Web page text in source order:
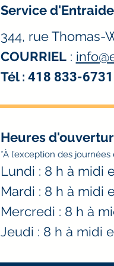
Service
344, rue Thomas-
COURRIEL:
Tél : 418 833-6731
Heures
*À l’exception des
Lundi : 8 h à midi
Mardi : 8 h à midi
Mercredi : 8 h à
Jeudi : 8 h à midi